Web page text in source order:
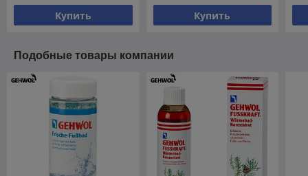
Купить Купить
Подобные товары компании